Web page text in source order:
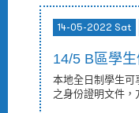
14-05-2022 Sat
14/5 B區學
本地全日制學生可
之身份證明文件，